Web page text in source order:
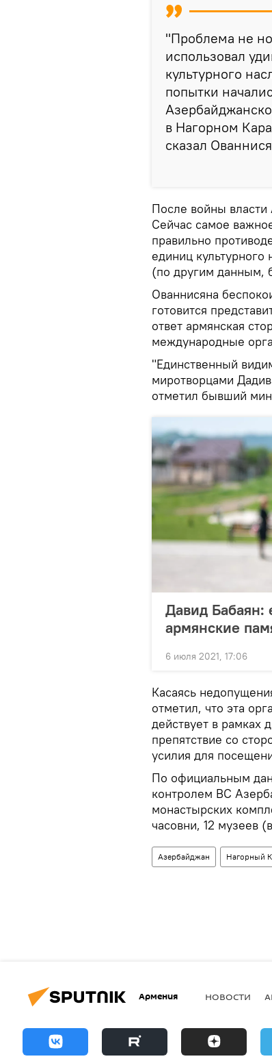
"Проблема не
использовал
культурного
попытки
в Нагорном
сказал
После войны власти
Сейчас самое
правильно
единиц
(по другим данным,
Ованнисяна
готовится
ответ армянская
международные
"Единственный
миротворцами
отметил бывший
Давид Бабаян:
армянские
6 июля 2021, 17:06
Касаясь
отметил, что эта
действует в рамках
препятствие со
усилия для
По официальным
контролем ВС
монастырских
часовни, 12 музеев
Азербайджан Нагорный
Армения НОВОСТИ